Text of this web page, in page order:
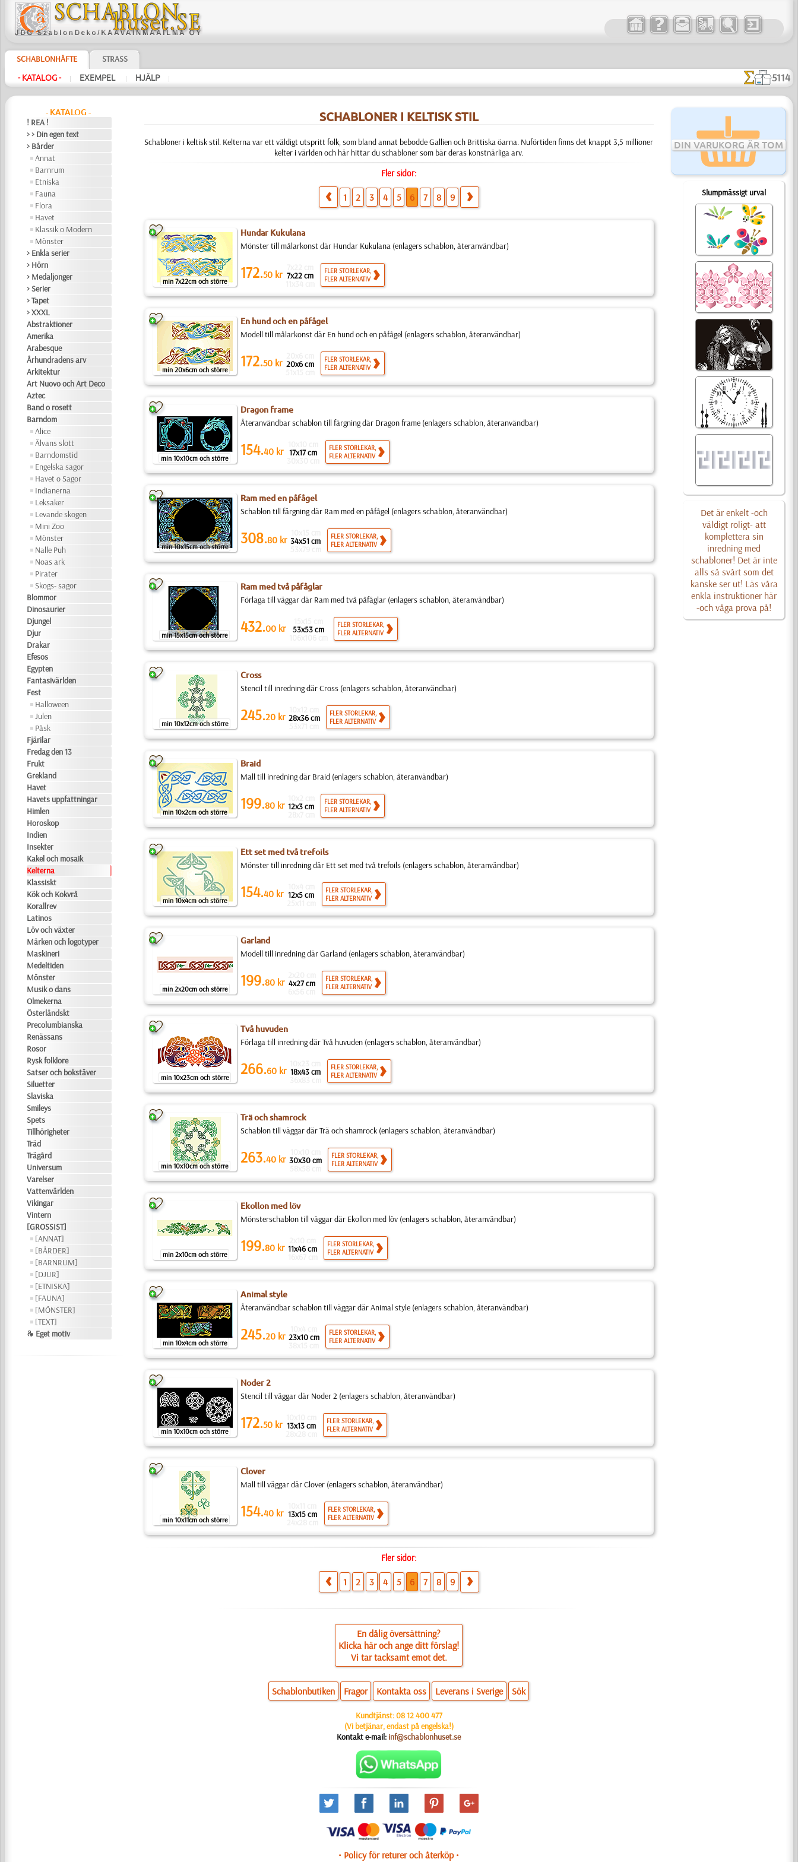
SCHABLONHÄFTE STRASS
- KATALOG - | EXEMPEL | HJÄLP | 5114
- KATALOG -
! REA !
> > Din egen text
> Bårder
Annat
Barnrum
Etniska
Fauna
Flora
Havet
Klassik o Modern
Mönster
> Enkla serier
> Hörn
> Medaljonger
> Serier
> Tapet
> XXXL
Abstraktioner
Amerika
Arabesque
Århundradens arv
Arkitektur
Art Nuovo och Art Deco
Aztec
Band o rosett
Barndom
Alice
Älvans slott
Barndomstid
Engelska sagor
Havet o Sagor
Indianerna
Leksaker
Levande skogen
Mini Zoo
Mönster
Nalle Puh
Noas ark
Pirater
Skogs- sagor
Blommor
Dinosaurier
Djungel
Djur
Drakar
Efesos
Egypten
Fantasivärlden
Fest
Halloween
Julen
Påsk
Fjärilar
Fredag den 13
Frukt
Grekland
Havet
Havets uppfattningar
Himlen
Horoskop
Indien
Insekter
Kakel och mosaik
Kelterna
Klassiskt
Kök och Kokvrå
Korallrev
Latinos
Löv och växter
Märken och logotyper
Maskineri
Medeltiden
Mönster
Musik o dans
Olmekerna
Österländskt
Precolumbianska
Renässans
Rosor
Rysk folklore
Satser och bokstäver
Siluetter
Slaviska
Smileys
Spets
Tillhörigheter
Träd
Trägård
Universum
Varelser
Vattenvärlden
Vikingar
Vintern
[GROSSIST]
[ANNAT]
[BÅRDER]
[BARNRUM]
[DJUR]
[ETNISKA]
[FAUNA]
[MÖNSTER]
[TEXT]
❧ Eget motiv
DIN VARUKORG ÄR TOM
Slumpmässigt urval
Det är enkelt -och
väldigt roligt- att
komplettera sin
inredning med
schabloner! Det är inte
alls så svårt som det
kanske ser ut! Läs våra
enkla instruktioner här
-och våga prova på!
SCHABLONER I KELTISK STIL
Schabloner i keltisk stil. Kelterna var ett väldigt utspritt folk, som bland annat bebodde Gallien och Brittiska öarna. Nuförtiden finns det knappt 3,5 millioner
kelter i världen och här hittar du schabloner som bär deras konstnärliga arv.
Fler sidor:
1 2 3 4 5 6 7 8 9
min 7x22cm och större
Hundar Kukulana
Mönster till målarkonst där Hundar Kukulana (enlagers schablon, återanvändbar)
172.50kr 7x22 cm
FLER STORLEKAR,
FLER ALTERNATIV
min 20x6cm och större
En hund och en påfågel
Modell till målarkonst där En hund och en påfågel (enlagers schablon, återanvändbar)
172.50kr 20x6 cm
FLER STORLEKAR,
FLER ALTERNATIV
min 10x10cm och större
Dragon frame
Återanvändbar schablon till färgning där Dragon frame (enlagers schablon, återanvändbar)
154.40kr 17x17 cm
FLER STORLEKAR,
FLER ALTERNATIV
min 10x15cm och större
Ram med en påfågel
Schablon till färgning där Ram med en påfågel (enlagers schablon, återanvändbar)
308.80kr 34x51 cm
FLER STORLEKAR,
FLER ALTERNATIV
min 15x15cm och större
Ram med två påfåglar
Förlaga till väggar där Ram med två påfåglar (enlagers schablon, återanvändbar)
432.00kr 53x53 cm
FLER STORLEKAR,
FLER ALTERNATIV
min 10x12cm och större
Cross
Stencil till inredning där Cross (enlagers schablon, återanvändbar)
245.20kr 28x36 cm
FLER STORLEKAR,
FLER ALTERNATIV
min 10x2cm och större
Braid
Mall till inredning där Braid (enlagers schablon, återanvändbar)
199.80kr 12x3 cm
FLER STORLEKAR,
FLER ALTERNATIV
min 10x4cm och större
Ett set med två trefoils
Mönster till inredning där Ett set med två trefoils (enlagers schablon, återanvändbar)
154.40kr 12x5 cm
FLER STORLEKAR,
FLER ALTERNATIV
min 2x20cm och större
Garland
Modell till inredning där Garland (enlagers schablon, återanvändbar)
199.80kr 4x27 cm
FLER STORLEKAR,
FLER ALTERNATIV
min 10x23cm och större
Två huvuden
Förlaga till inredning där Två huvuden (enlagers schablon, återanvändbar)
266.60kr 18x43 cm
FLER STORLEKAR,
FLER ALTERNATIV
min 10x10cm och större
Trä och shamrock
Schablon till väggar där Trä och shamrock (enlagers schablon, återanvändbar)
263.40kr 30x30 cm
FLER STORLEKAR,
FLER ALTERNATIV
min 2x10cm och större
Ekollon med löv
Mönsterschablon till väggar där Ekollon med löv (enlagers schablon, återanvändbar)
199.80kr 11x46 cm
FLER STORLEKAR,
FLER ALTERNATIV
min 10x4cm och större
Animal style
Återanvändbar schablon till väggar där Animal style (enlagers schablon, återanvändbar)
245.20kr 23x10 cm
FLER STORLEKAR,
FLER ALTERNATIV
min 10x10cm och större
Noder 2
Stencil till väggar där Noder 2 (enlagers schablon, återanvändbar)
172.50kr 13x13 cm
FLER STORLEKAR,
FLER ALTERNATIV
min 10x11cm och större
Clover
Mall till väggar där Clover (enlagers schablon, återanvändbar)
154.40kr 13x15 cm
FLER STORLEKAR,
FLER ALTERNATIV
Fler sidor:
1 2 3 4 5 6 7 8 9
En dålig översättning?
Klicka här och ange ditt förslag!
Vi tar tacksamt emot det.
Schablonbutiken Fragor Kontakta oss Leverans i Sverige Sök
Kundtjänst:08 12 400 477
(Vi betjänar, endast på engelska!)
Kontakt e-mail: inf@schablonhuset.se
• Policy för returer och återköp •